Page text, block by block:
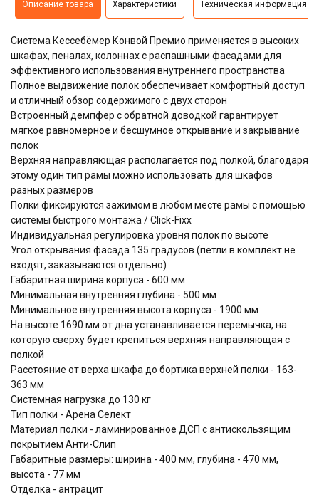
Описание товара Характеристики Техническая информация
Система Кессебёмер Конвой Премио применяется в высоких
шкафах, пеналах, колоннах с распашными фасадами для
эффективного использования внутреннего пространства
Полное выдвижение полок обеспечивает комфортный доступ
и отличный обзор содержимого с двух сторон
Встроенный демпфер с обратной доводкой гарантирует
мягкое равномерное и бесшумное открывание и закрывание
полок
Верхняя направляющая располагается под полкой, благодаря
этому один тип рамы можно использовать для шкафов
разных размеров
Полки фиксируются зажимом в любом месте рамы с помощью
системы быстрого монтажа / Click-Fixx
Индивидуальная регулировка уровня полок по высоте
Угол открывания фасада 135 градусов (петли в комплект не
входят, заказываются отдельно)
Габаритная ширина корпуса - 600 мм
Минимальная внутренняя глубина - 500 мм
Минимальное внутренняя высота корпуса - 1900 мм
На высоте 1690 мм от дна устанавливается перемычка, на
которую сверху будет крепиться верхняя направляющая с
полкой
Расстояние от верха шкафа до бортика верхней полки - 163-
363 мм
Системная нагрузка до 130 кг
Тип полки - Арена Селект
Материал полки - ламинированное ДСП с антискользящим
покрытием Анти-Слип
Габаритные размеры: ширина - 400 мм, глубина - 470 мм,
высота - 77 мм
Отделка - антрацит